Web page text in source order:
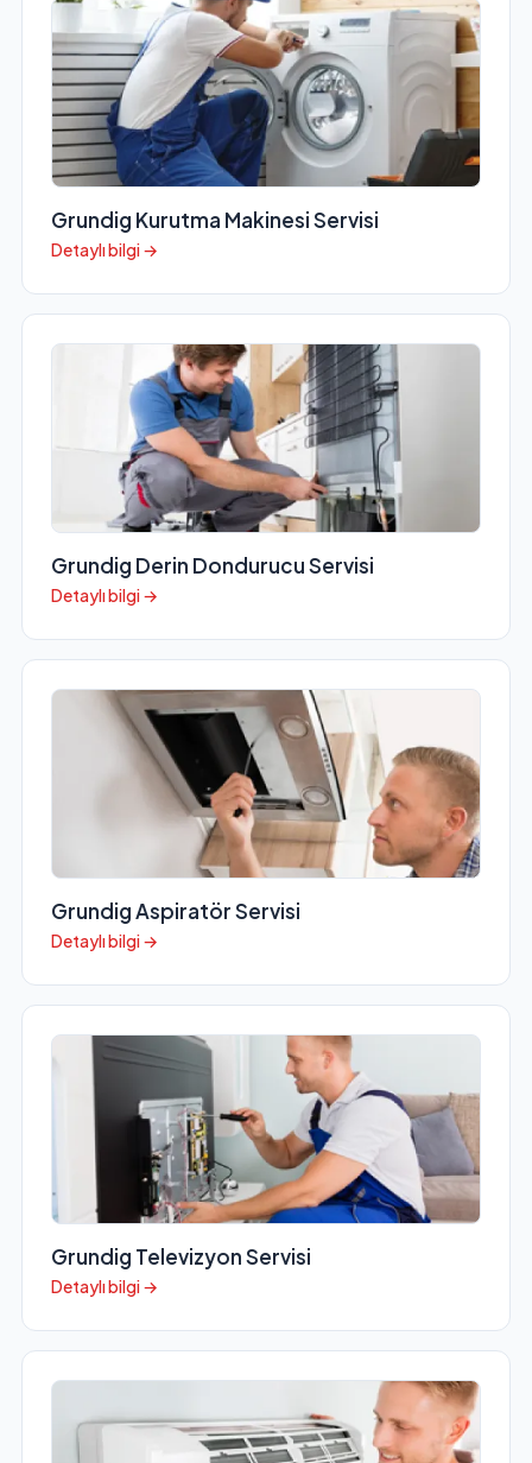
Grundig Kurutma Makinesi Servisi
Detaylı bilgi →
Grundig Derin Dondurucu Servisi
Detaylı bilgi →
Grundig Aspiratör Servisi
Detaylı bilgi →
Grundig Televizyon Servisi
Detaylı bilgi →